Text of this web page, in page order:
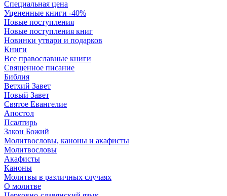
Специальная цена
Уцененные книги -40%
Новые поступления
Новые поступления книг
Новинки утвари и подарков
Книги
Все православные книги
Священное писание
Библия
Ветхий Завет
Новый Завет
Святое Евангелие
Апостол
Псалтирь
Закон Божий
Молитвословы, каноны и акафисты
Молитвословы
Акафисты
Каноны
Молитвы в различных случаях
О молитве